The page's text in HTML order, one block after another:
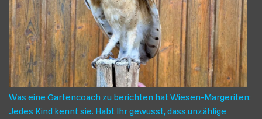
Was eine Gartencoach zu berichten hat Wiesen-Margeriten:
Jedes Kind kennt sie. Habt Ihr gewusst, dass unzählige